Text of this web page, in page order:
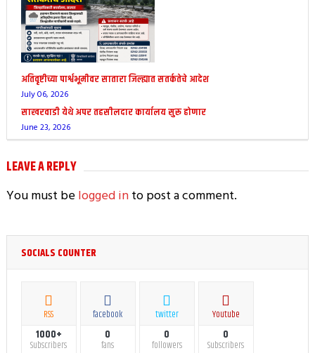
अतिवृष्टीच्या पार्श्वभूमीवर सातारा जिल्ह्यात सतर्कतेचे आदेश
July 06, 2026
साखरवाडी येथे अपर तहसीलदार कार्यालय सुरू होणार
June 23, 2026
LEAVE A REPLY
You must belogged into post a comment.
SOCIALS COUNTER
RSS
1000+
Subscribers
facebook
0
fans
twitter
0
followers
Youtube
0
Subscribers